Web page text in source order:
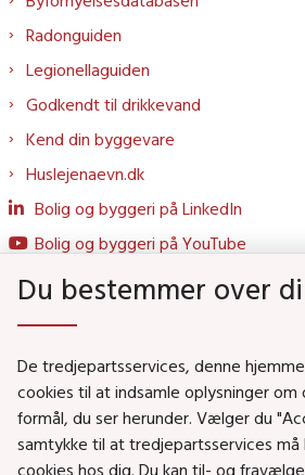
Radonguiden
Legionellaguiden
Godkendt til drikkevand
Kend din byggevare
Huslejenaevn.dk
Bolig og byggeri på LinkedIn
Bolig og byggeri på YouTube
Social- og Boligministeriet
Job i Social- og Boligstyrelsen
Puljer og tilskud
Du bestemmer over
De tredjepartsservices, denne
cookies til at indsamle oplysninger om
formål, du ser herunder. Vælger du
samtykke til at tredjepartsservices
cookies hos dig. Du kan til- og